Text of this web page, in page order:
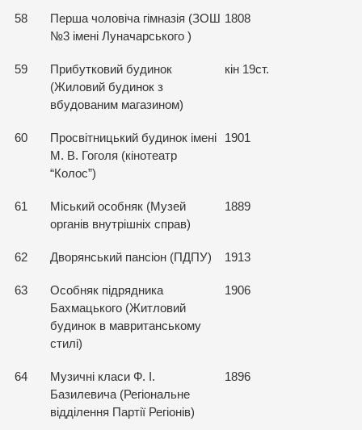
58
Перша чоловіча гімназія (ЗОШ
№3 імені Луначарського )
1808
59
Прибутковий будинок
(Жиловий будинок з
вбудованим магазином)
кін 19ст.
60
Просвітницький будинок імені
М. В. Гоголя (кінотеатр
“Колос”)
1901
61
Міський особняк (Музей
органів внутрішніх справ)
1889
62 Дворянський пансіон (ПДПУ) 1913
63
Особняк підрядника
Бахмацького (Житловий
будинок в мавританському
стилі)
1906
64
Музичні класи Ф. І.
Базилевича (Регіональне
відділення Партії Регіонів)
1896